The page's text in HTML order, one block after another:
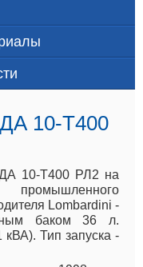
10-Т400
10-Т400 РЛ2 на
Lombardini -
баком 36 л.
кВА). Тип запуска -